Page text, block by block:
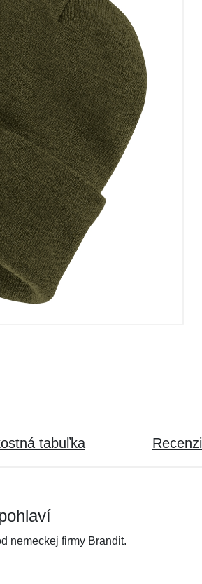
tabuľka
nemeckej firmy Brandit.